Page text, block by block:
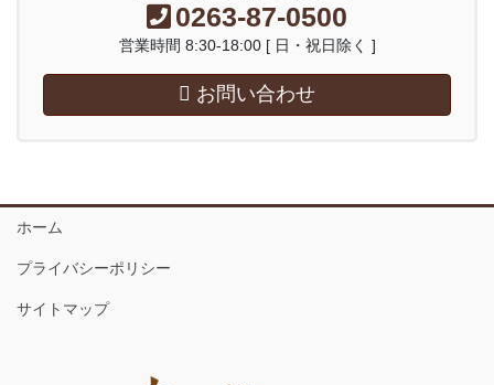
0263-87-0500
営業時間 8:30-18:00 [ 日・祝日除く ]
お問い合わせ
ホーム
プライバシーポリシー
サイトマップ